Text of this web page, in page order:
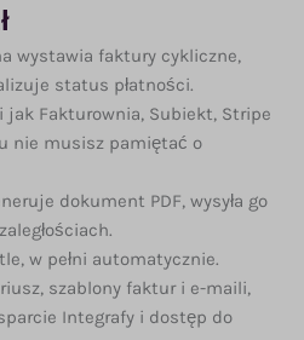
Aktualna
cena
wynosi:
39,99 zł.
wystawia faktury cykliczne,
status płatności.
jak Fakturownia, Subiekt, Stripe
nie musisz pamiętać o
dokument PDF, wysyła go
w pełni automatycznie.
szablony faktur i e-maili,
Integrafy i dostęp do